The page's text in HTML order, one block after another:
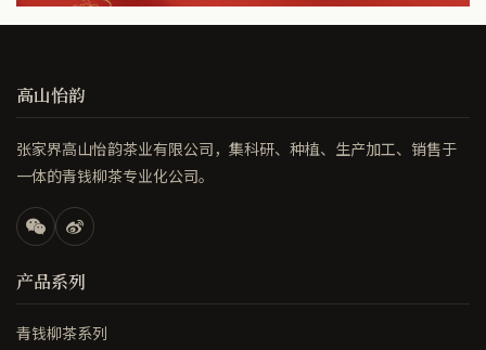
高山怡韵
张家界高山怡韵茶业有限公司，集科研、种植、生产加工、销售于
一体的青钱柳茶专业化公司。
产品系列
青钱柳茶系列